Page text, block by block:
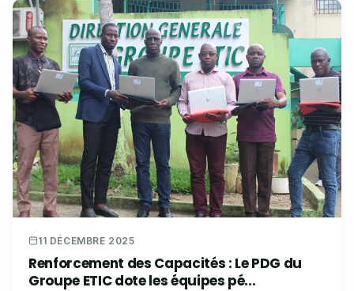
11 DÉCEMBRE 2025
Renforcement des Capacités : Le PDG du
Groupe ETIC dote les équipes pé...